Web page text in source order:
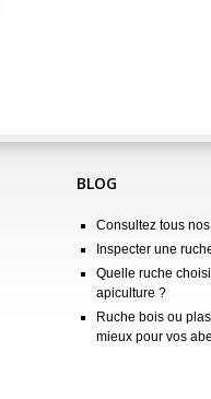
BLOG
Consultez tous
Inspecter une
Quelle ruche
apiculture ?
Ruche bois ou
mieux pour vos